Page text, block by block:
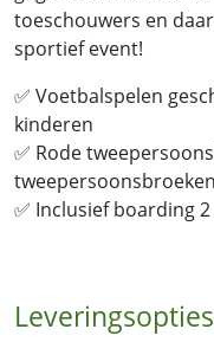
toeschouwers en
sportief event!
✅ Voetbalspelen
kinderen
✅ Rode
tweepersoonsbroeken
✅ Inclusief
Leveringsopties